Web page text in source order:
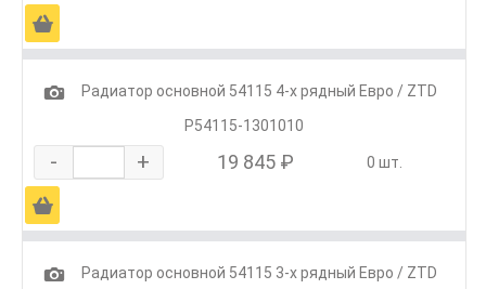
Ä
1
Радиатор основной 54115 4-х рядный Евро / ZTD
Р54115-1301010
- + 19 845 ₽ 0 шт.
Ä
1
Радиатор основной 54115 3-х рядный Евро / ZTD